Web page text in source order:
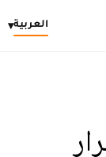
العربية▾